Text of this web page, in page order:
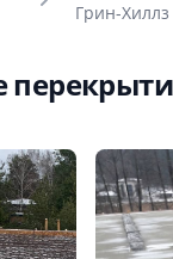
Грин-Хиллз